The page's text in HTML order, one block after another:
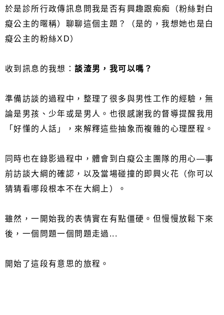
於是診所行政傳訊息問我是否有興趣跟痴痴（粉絲對白
癡公主的暱稱）聊聊這個主題？（是的，我想她也是白
癡公主的粉絲XD）
收到訊息的我想：談渣男，我可以嗎？
準備訪談的過程中，整理了很多與男性工作的經驗，無
論是男孩、少年或是男人。也很感謝我的督導提醒我用
「好懂的人話」，來解釋這些抽象而複雜的心理歷程。
同時也在錄影過程中，體會到白癡公主團隊的用心—事
前訪談大綱的確認，以及當場碰撞的即興火花（你可以
猜猜看哪段根本不在大綱上）。
雖然，一開始我的表情實在有點僵硬。但慢慢放鬆下來
後，一個問題一個問題走過...
開始了這段有意思的旅程。